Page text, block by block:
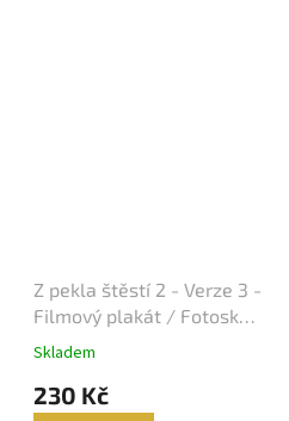
Z pekla štěstí 2 - Verze 3 -
Filmový plakát / Fotoska /
Slepka (cca A4)
Skladem
230 Kč